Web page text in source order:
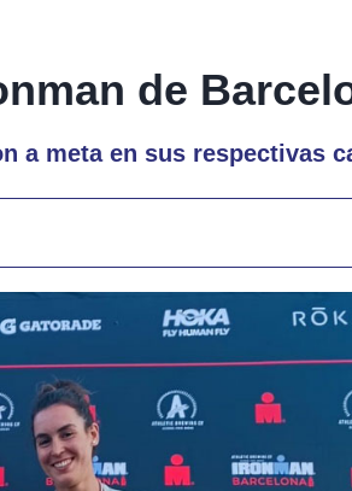
de
a meta en sus respectivas